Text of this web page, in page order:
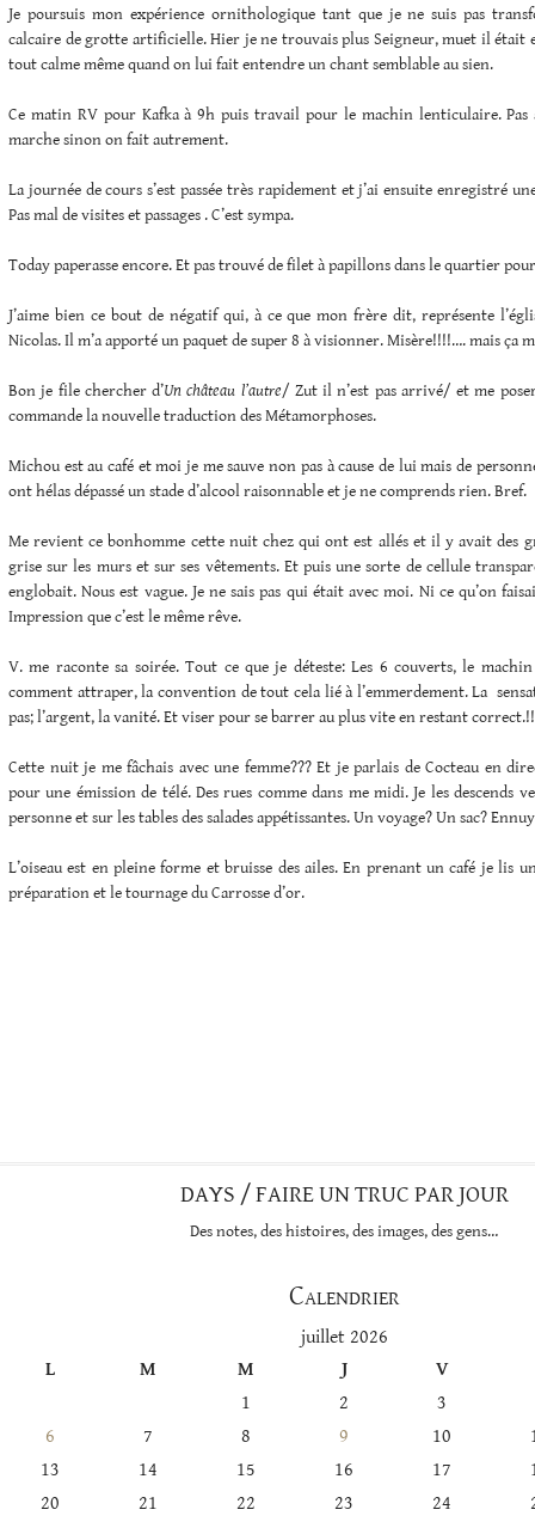
Je poursuis mon expérience ornithologique tant que je ne suis pas
calcaire de grotte artificielle. Hier je ne trouvais plus Seigneur, muet il était
tout calme même quand on lui fait entendre un chant semblable au sien.
Ce matin RV pour Kafka à 9h puis travail pour le machin lenticulaire. Pas
marche sinon on fait autrement.
La journée de cours s’est passée très rapidement et j’ai ensuite enregistré
Pas mal de visites et passages . C’est sympa.
Today paperasse encore. Et pas trouvé de filet à papillons dans le quartier
J’aime bien ce bout de négatif qui, à ce que mon frère dit, représente
Nicolas. Il m’a apporté un paquet de super 8 à visionner. Misère!!!!…. mais ça
Bon je file chercher d’Un château l’autre/ Zut il n’est pas arrivé/ et me
commande la nouvelle traduction des Métamorphoses.
Michou est au café et moi je me sauve non pas à cause de lui mais de
ont hélas dépassé un stade d’alcool raisonnable et je ne comprends rien. Bref.
Me revient ce bonhomme cette nuit chez qui ont est allés et il y avait des
grise sur les murs et sur ses vêtements. Et puis une sorte de cellule
englobait. Nous est vague. Je ne sais pas qui était avec moi. Ni ce qu’on
Impression que c’est le même rêve.
V. me raconte sa soirée. Tout ce que je déteste: Les 6 couverts, le
comment attraper, la convention de tout cela lié à l’emmerdement. La
pas; l’argent, la vanité. Et viser pour se barrer au plus vite en restant
Cette nuit je me fâchais avec une femme??? Et je parlais de Cocteau en
pour une émission de télé. Des rues comme dans me midi. Je les descends
personne et sur les tables des salades appétissantes. Un voyage? Un sac?
L’oiseau est en pleine forme et bruisse des ailes. En prenant un café je lis
préparation et le tournage du Carrosse d’or.
DAYS / FAIRE UN TRUC PAR JOUR
Des notes, des histoires, des images, des gens…
Calendrier
juillet 2026
L
M M J
V
1
2
3
6
7 8 9 10
13
14 15 16 17
20
21 22 23 24